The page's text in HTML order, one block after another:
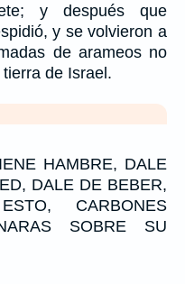
y después que
y se volvieron a
de arameos no
de Israel.
HAMBRE, DALE
DALE DE BEBER,
CARBONES
SOBRE SU